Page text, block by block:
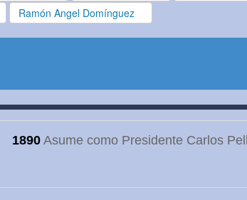
Ramón Angel Domínguez
1890 Asume como Presidente Carlos